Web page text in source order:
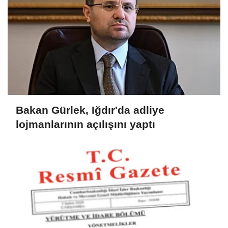
Bakan Gürlek, Iğdır'da adliye
lojmanlarının açılışını yaptı